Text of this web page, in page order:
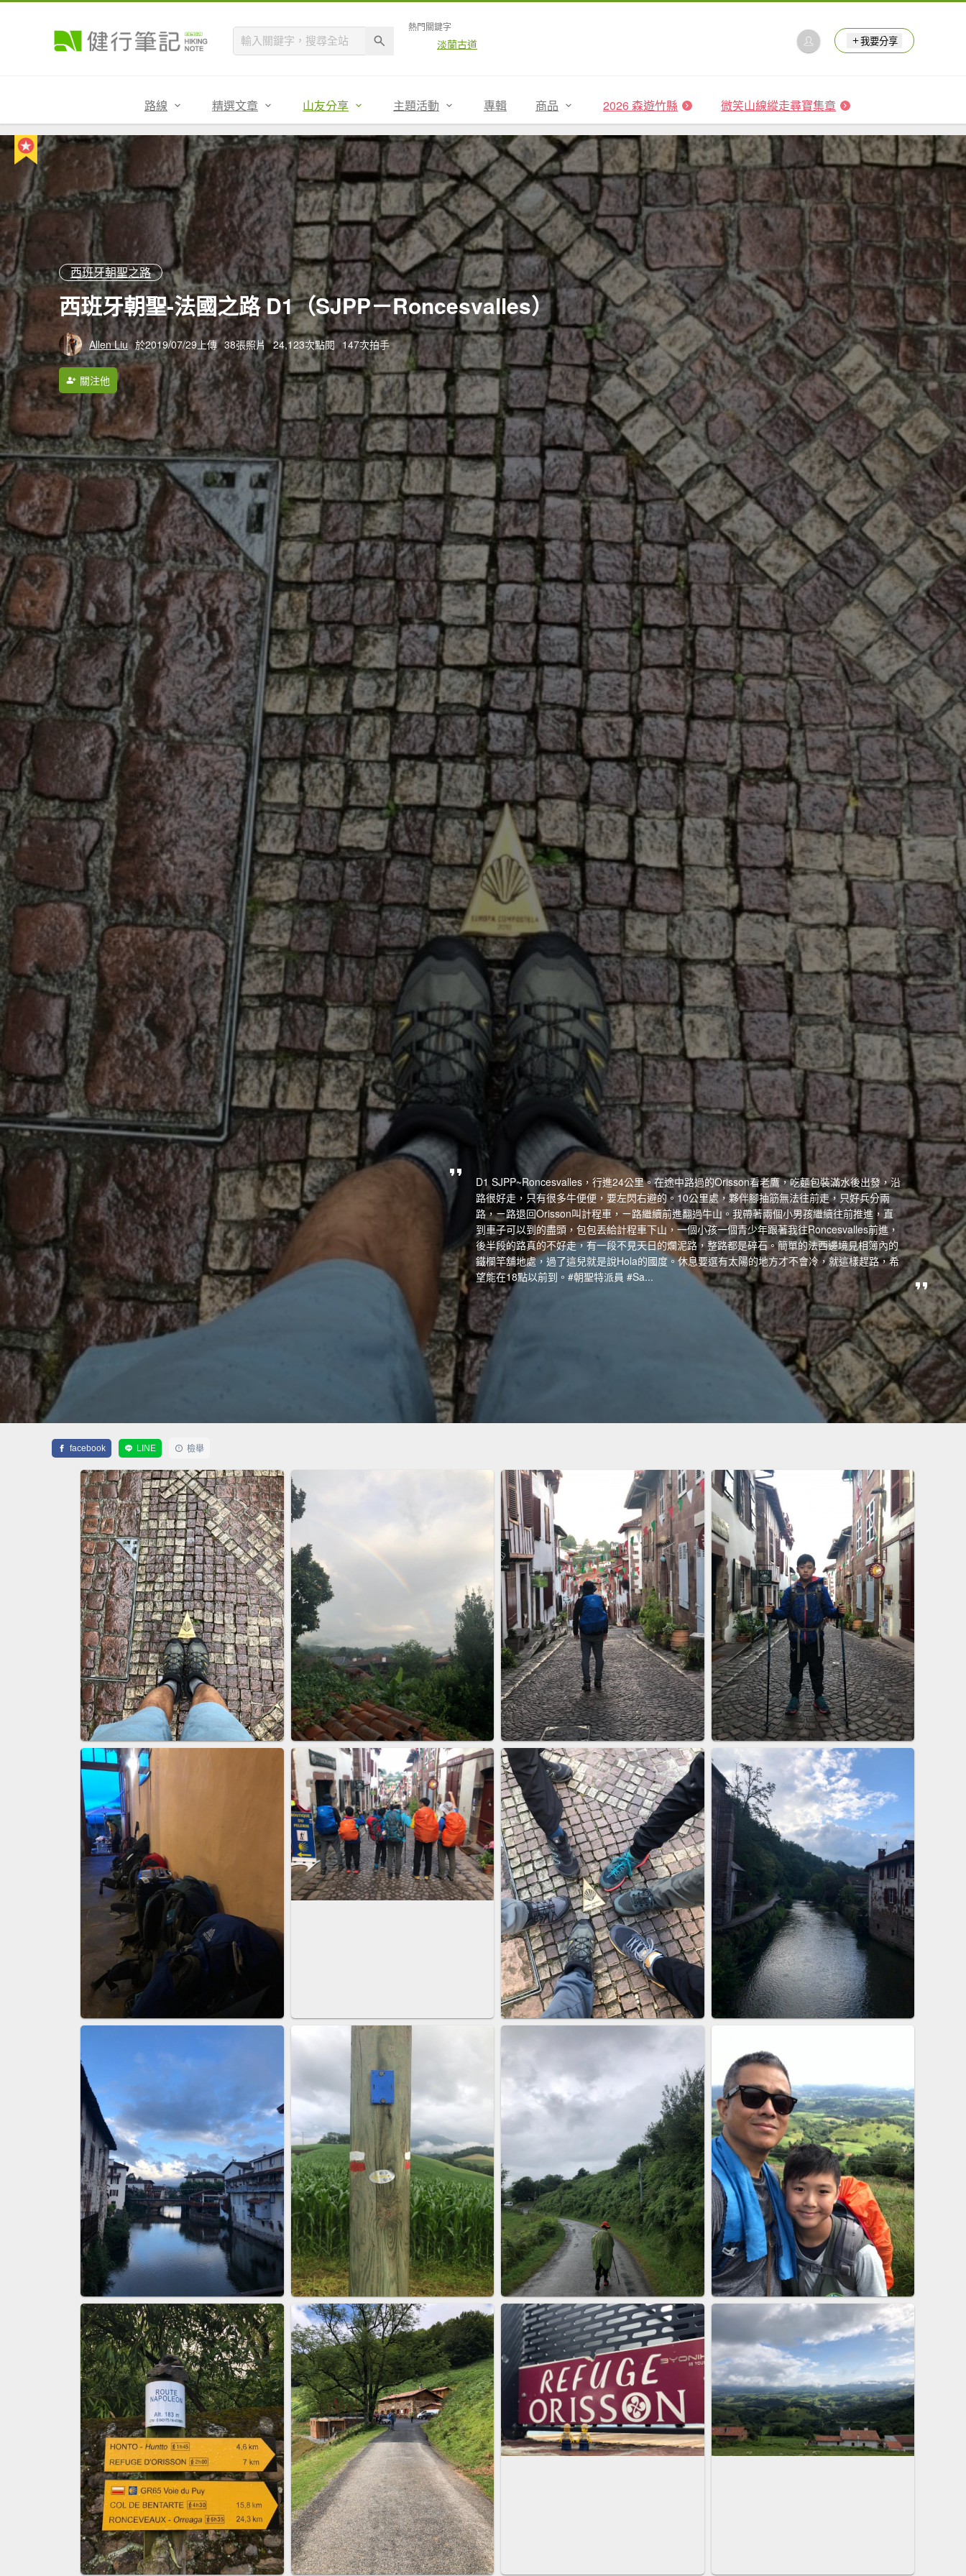
熱門關鍵字
淡蘭古道 我要分享
路線 精選文章 山友分享 主題活動 專輯 商品 2026 森遊竹縣 微笑山線縱走尋寶集章
西班牙朝聖之路
西班牙朝聖-法國之路 D1（SJPP－Roncesvalles）
Allen Liu 於2019/07/29上傳 38張照片 24,123次點閱 147次拍手
關注他
D1 SJPP~Roncesvalles，行進24公里。在途中路過的Orisson看老鷹，吃麵包裝滿水後出發，沿
路很好走，只有很多牛便便，要左閃右避的。10公里處，夥伴腳抽筋無法往前走，只好兵分兩
路，ㄧ路退回Orisson叫計程車，ㄧ路繼續前進翻過牛山。我帶著兩個小男孩繼續往前推進，直
到車子可以到的盡頭，包包丟給計程車下山，一個小孩一個青少年跟著我往Roncesvalles前進，
後半段的路真的不好走，有一段不見天日的爛泥路，整路都是碎石。簡單的法西邊境見相簿內的
鐵欄竿舖地處，過了這兒就是說Hola的國度。休息要選有太陽的地方才不會冷，就這樣趕路，希
望能在18點以前到。#朝聖特派員 #Sa...
facebook LINE 檢舉